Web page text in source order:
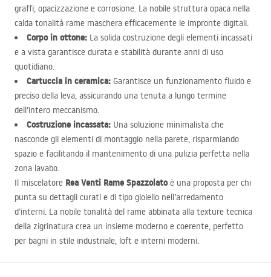
graffi, opacizzazione e corrosione. La nobile struttura opaca nella
calda tonalità rame maschera efficacemente le impronte digitali.
Corpo in ottone: La solida costruzione degli elementi incassati
e a vista garantisce durata e stabilità durante anni di uso
quotidiano.
Cartuccia in ceramica: Garantisce un funzionamento fluido e
preciso della leva, assicurando una tenuta a lungo termine
dell’intero meccanismo.
Costruzione incassata: Una soluzione minimalista che
nasconde gli elementi di montaggio nella parete, risparmiando
spazio e facilitando il mantenimento di una pulizia perfetta nella
zona lavabo.
Il miscelatore Rea Venti Rame Spazzolatoè una proposta per chi
punta su dettagli curati e di tipo gioiello nell’arredamento
d’interni. La nobile tonalità del rame abbinata alla texture tecnica
della zigrinatura crea un insieme moderno e coerente, perfetto
per bagni in stile industriale, loft e interni moderni.